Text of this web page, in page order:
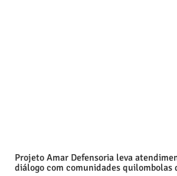
Projeto Amar Defensoria leva
diálogo com comunidades quilombolas